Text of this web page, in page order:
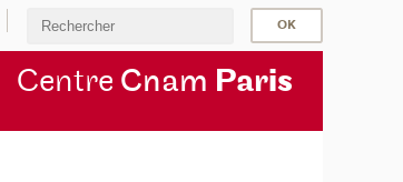
Centre Cnam Paris